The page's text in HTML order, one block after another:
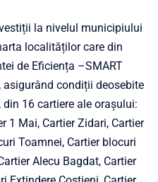
la nivelul municipiului
localităților care din
de Eficiența –SMART
asigurând condiții deosebite
16 cartiere ale orașului:
1 Mai, Cartier Zidari, Cartier
Toamnei, Cartier blocuri
Alecu Bagdat, Cartier